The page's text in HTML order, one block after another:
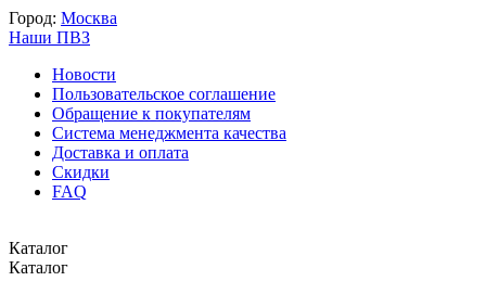
Город: Москва
Наши ПВЗ
Новости
Пользовательское соглашение
Обращение к покупателям
Система менеджмента качества
Доставка и оплата
Скидки
FAQ
Каталог
Каталог